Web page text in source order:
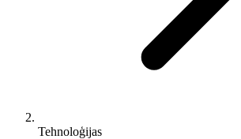
Tehnoloģijas